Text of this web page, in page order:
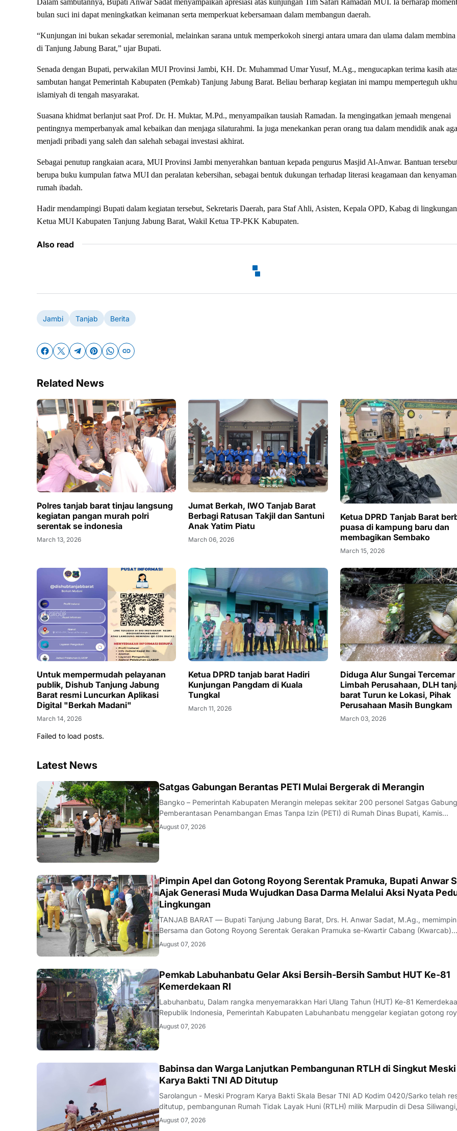
Dalam sambutannya, Bupati Anwar Sadat menyampaikan apresiasi atas kunjungan Tim Safari Ramadan MUI. Ia berharap
bulan suci ini dapat meningkatkan keimanan serta memperkuat kebersamaan dalam membangun daerah.
“Kunjungan ini bukan sekadar seremonial, melainkan sarana untuk memperkokoh sinergi antara umara dan ulama dalam
di Tanjung Jabung Barat,” ujar Bupati.
Senada dengan Bupati, perwakilan MUI Provinsi Jambi, KH. Dr. Muhammad Umar Yusuf, M.Ag., mengucapkan terima kasih
sambutan hangat Pemerintah Kabupaten (Pemkab) Tanjung Jabung Barat. Beliau berharap kegiatan ini mampu memperteguh
islamiyah di tengah masyarakat.
Suasana khidmat berlanjut saat Prof. Dr. H. Muktar, M.Pd., menyampaikan tausiah Ramadan. Ia mengingatkan jemaah mengenai
pentingnya memperbanyak amal kebaikan dan menjaga silaturahmi. Ia juga menekankan peran orang tua dalam mendidik anak
menjadi pribadi yang saleh dan salehah sebagai investasi akhirat.
Sebagai penutup rangkaian acara, MUI Provinsi Jambi menyerahkan bantuan kepada pengurus Masjid Al-Anwar. Bantuan
berupa buku kumpulan fatwa MUI dan peralatan kebersihan, sebagai bentuk dukungan terhadap literasi keagamaan dan
rumah ibadah.
Hadir mendampingi Bupati dalam kegiatan tersebut, Sekretaris Daerah, para Staf Ahli, Asisten, Kepala OPD, Kabag di
Ketua MUI Kabupaten Tanjung Jabung Barat, Wakil Ketua TP-PKK Kabupaten.
Also read
Jambi Tanjab Berita
Related News
Polres tanjab barat tinjau langsung
kegiatan pangan murah polri
serentak se indonesia
March 13, 2026
Jumat Berkah, IWO Tanjab Barat
Berbagi Ratusan Takjil dan Santuni
Anak Yatim Piatu
March 06, 2026
Ketua DPRD Tanjab Barat
puasa di kampung baru dan
membagikan Sembako
March 15, 2026
Untuk mempermudah pelayanan
publik, Dishub Tanjung Jabung
Barat resmi Luncurkan Aplikasi
Digital "Berkah Madani"
March 14, 2026
Ketua DPRD tanjab barat Hadiri
Kunjungan Pangdam di Kuala
Tungkal
March 11, 2026
Diduga Alur Sungai Tercemar
Limbah Perusahaan, DLH
barat Turun ke Lokasi, Pihak
Perusahaan Masih Bungkam
March 03, 2026
Failed to load posts.
Latest News
BANGKO Satgas Gabungan Berantas PETI Mulai Bergerak di Merangin
Bangko – Pemerintah Kabupaten Merangin melepas sekitar 200 personel Satgas
Pemberantasan Penambangan Emas Tanpa Izin (PETI) di Rumah Dinas Bupati, Kamis
(06/08/2026). Apel pelepasan dipimpin Bupati Merangin M. Syukur didampingi Kapolres
August 07, 2026
BERITA
Pimpin Apel dan Gotong Royong Serentak Pramuka, Bupati Anwar
Ajak Generasi Muda Wujudkan Dasa Darma Melalui Aksi Nyata
Lingkungan
TANJAB BARAT — Bupati Tanjung Jabung Barat, Drs. H. Anwar Sadat, M.Ag.,
Bersama dan Gotong Royong Serentak Gerakan Pramuka se-Kwartir Cabang (Kwarcab)
Tanjung Jabung Barat yang dipusatkan di Alun-Alun Kuala Tungkal, Jumat (07/08/
August 07, 2026
BERITA
Pemkab Labuhanbatu Gelar Aksi Bersih-Bersih Sambut HUT Ke-81
Kemerdekaan RI
Labuhanbatu, Dalam rangka menyemarakkan Hari Ulang Tahun (HUT) Ke-81
Republik Indonesia, Pemerintah Kabupaten Labuhanbatu menggelar kegiatan gotong
dan aksi bersih-bersih di kawasan Kantor Bupati Labuhanbatu beserta lingkungan
August 07, 2026
Babinsa dan Warga Lanjutkan Pembangunan RTLH di Singkut Meski
Karya Bakti TNI AD Ditutup
Sarolangun - Meski Program Karya Bakti Skala Besar TNI AD Kodim 0420/Sarko telah
ditutup, pembangunan Rumah Tidak Layak Huni (RTLH) milik Marpudin di Desa Siliwangi,
Kecamatan Singkut, Kabupaten Sarolangun, tetap berlanjut.Pada Jumat (07/08/2026),
August 07, 2026